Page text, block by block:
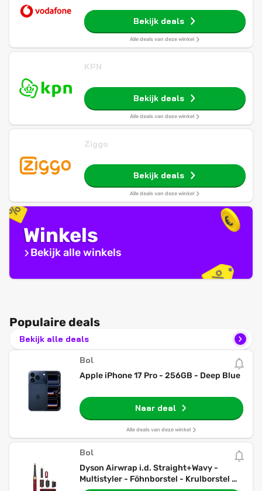
Bekijk deals
Alle deals van deze winkel
KPN
Bekijk deals
Alle deals van deze winkel
Ziggo
Bekijk deals
Alle deals van deze winkel
Winkels
Bekijk alle winkels
Populaire deals
Bekijk alle deals
Bol
Apple iPhone 17 Pro - 256GB - Deep Blue
Naar deal
Alle deals van deze winkel
Bol
Dyson Airwrap i.d. Straight+Wavy -
Multistyler - Föhnborstel - Krulborstel -